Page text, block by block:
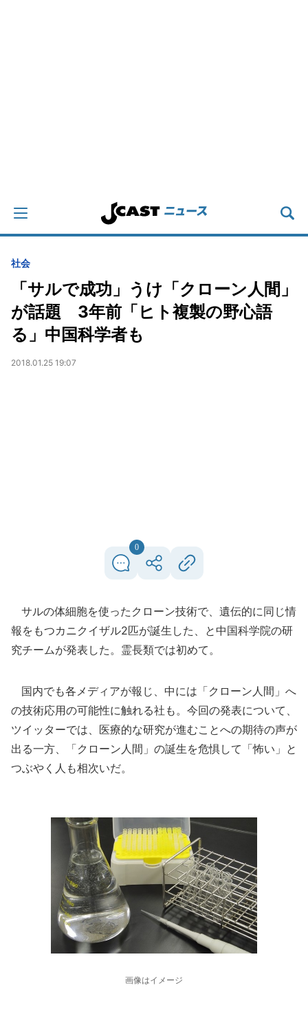
社会
「サルで成功」うけ「クローン人間」
が話題 3年前「ヒト複製の野心語
る」中国科学者も
2018.01.25 19:07
0
サルの体細胞を使ったクローン技術で、遺伝的に同じ情
報をもつカニクイザル2匹が誕生した、と中国科学院の研
究チームが発表した。霊長類では初めて。
国内でも各メディアが報じ、中には「クローン人間」へ
の技術応用の可能性に触れる社も。今回の発表について、
ツイッターでは、医療的な研究が進むことへの期待の声が
出る一方、「クローン人間」の誕生を危惧して「怖い」と
つぶやく人も相次いだ。
画像はイメージ